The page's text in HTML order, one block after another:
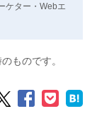
ケター・Webエ
ものです。